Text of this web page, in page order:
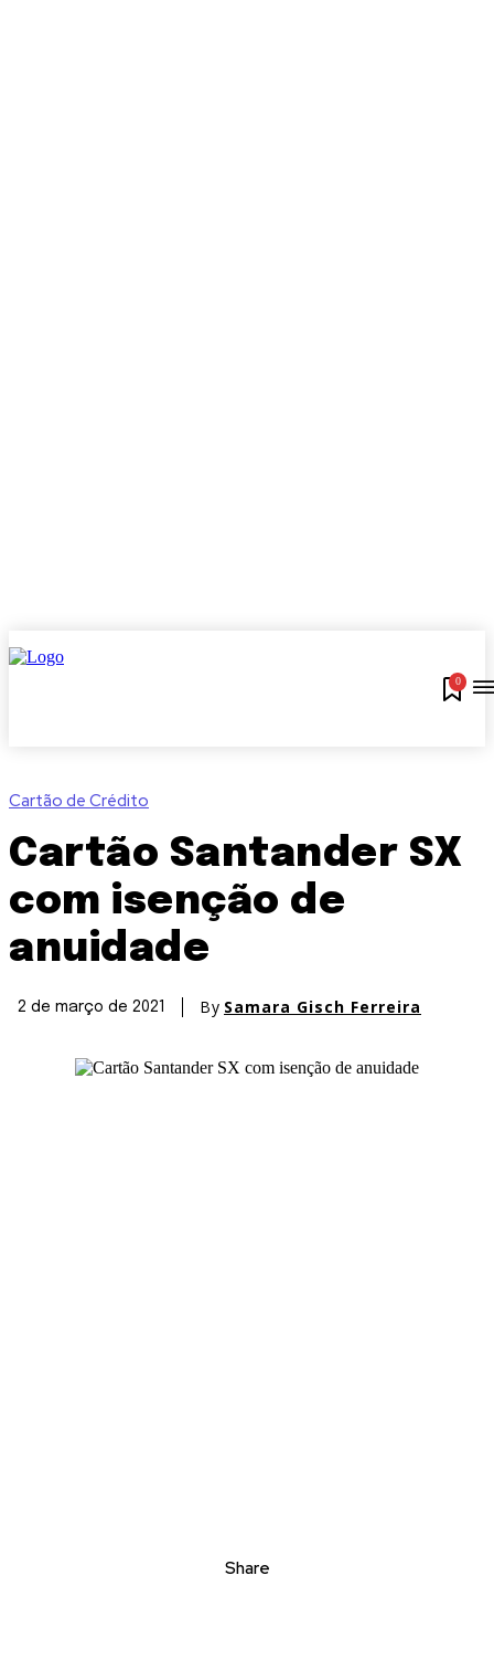
0
Cartão de Crédito
Cartão Santander SX
com isenção de
anuidade
2 de março de 2021 By Samara Gisch Ferreira
Share